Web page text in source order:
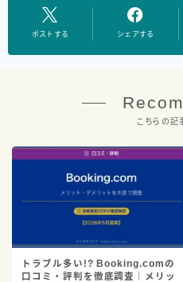
ポストする シェアする
こちらの記
トラブル多い!? Booking.comの
口コミ・評判を徹底調査｜メリッ